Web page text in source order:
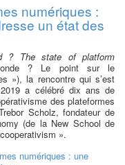
numériques :
un état des
? The state of platform
? Le point sur le
»), la rencontre qui s’est
a célébré dix ans de
des plateformes
Scholz, fondateur de
(de la New School de
».
numériques : une